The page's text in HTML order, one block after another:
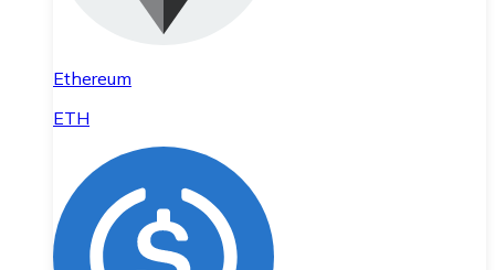
Ethereum
ETH